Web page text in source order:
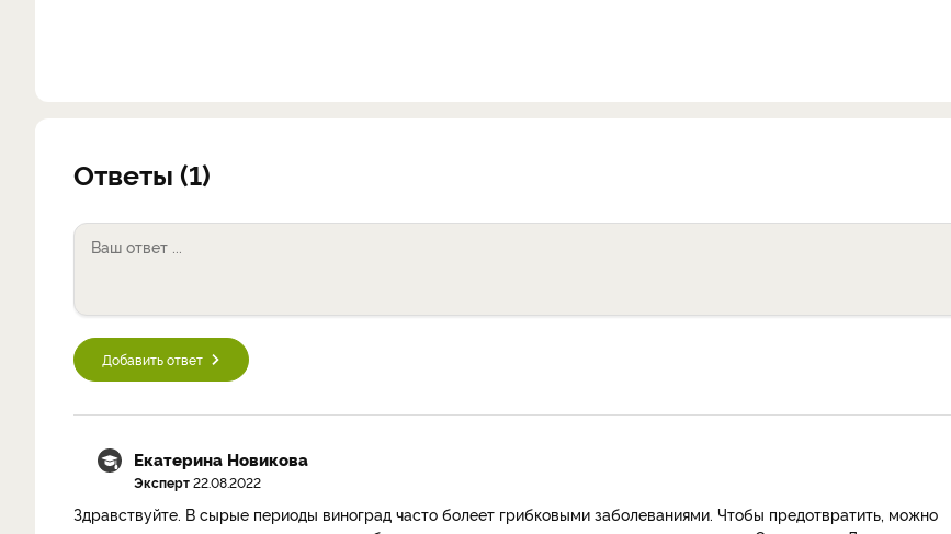
Ответы (1)
Добавить ответ
Екатерина Новикова
Эксперт22.08.2022
Здравствуйте. В сырые периоды виноград часто болеет грибковыми заболеваниями. Чтобы предотвратить, можно